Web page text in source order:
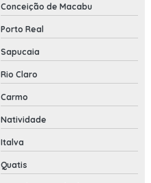
Conceição de Macabu
Porto Real
Sapucaia
Rio Claro
Carmo
Natividade
Italva
Quatis